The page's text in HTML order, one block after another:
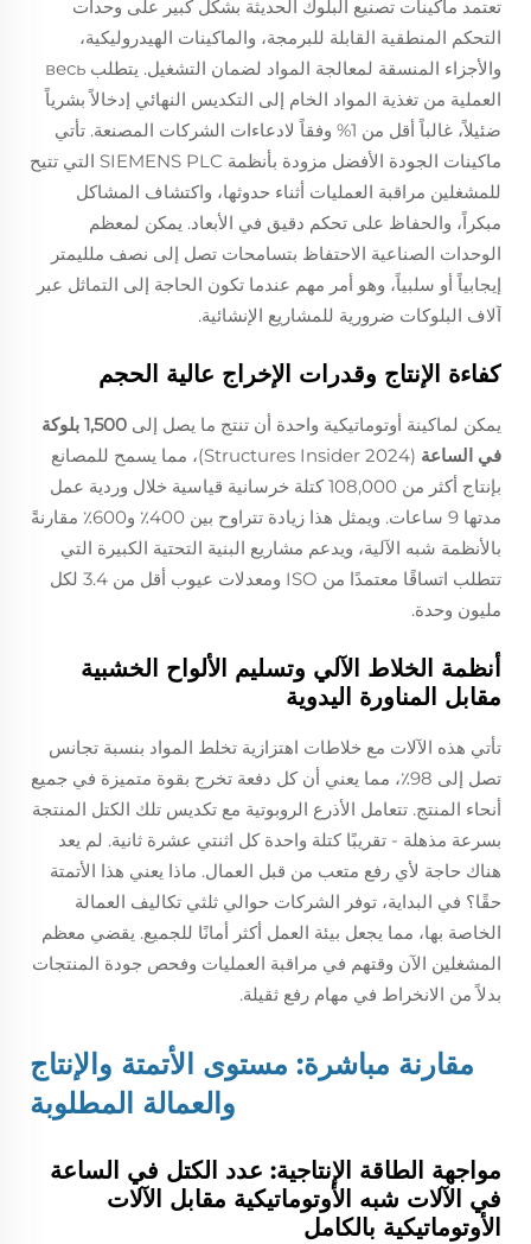
تعتمد ماكينات تصنيع البلوك الحديثة بشكل كبير على وحدات
التحكم المنطقية القابلة للبرمجة، والماكينات الهيدروليكية،
والأجزاء المنسقة لمعالجة المواد لضمان التشغيل. يتطلب весь
العملية من تغذية المواد الخام إلى التكديس النهائي إدخالاً بشرياً
ضئيلاً، غالباً أقل من 1% وفقاً لادعاءات الشركات المصنعة. تأتي
ماكينات الجودة الأفضل مزودة بأنظمة SIEMENS PLC التي تتيح
للمشغلين مراقبة العمليات أثناء حدوثها، واكتشاف المشاكل
مبكراً، والحفاظ على تحكم دقيق في الأبعاد. يمكن لمعظم
الوحدات الصناعية الاحتفاظ بتسامحات تصل إلى نصف ملليمتر
إيجابياً أو سلبياً، وهو أمر مهم عندما تكون الحاجة إلى التماثل عبر
آلاف البلوكات ضرورية للمشاريع الإنشائية.
كفاءة الإنتاج وقدرات الإخراج عالية الحجم
يمكن لماكينة أوتوماتيكية واحدة أن تنتج ما يصل إلى
1,500 بلوكة
في الساعة
(Structures Insider 2024)، مما يسمح للمصانع
بإنتاج أكثر من 108,000 كتلة خرسانية قياسية خلال وردية عمل
مدتها 9 ساعات. ويمثل هذا زيادة تتراوح بين 400٪ و600٪ مقارنةً
بالأنظمة شبه الآلية، ويدعم مشاريع البنية التحتية الكبيرة التي
تتطلب اتساقًا معتمدًا من ISO ومعدلات عيوب أقل من 3.4 لكل
مليون وحدة.
أنظمة الخلاط الآلي وتسليم الألواح الخشبية
مقابل المناورة اليدوية
تأتي هذه الآلات مع خلاطات اهتزازية تخلط المواد بنسبة تجانس
تصل إلى 98٪، مما يعني أن كل دفعة تخرج بقوة متميزة في جميع
أنحاء المنتج. تتعامل الأذرع الروبوتية مع تكديس تلك الكتل المنتجة
بسرعة مذهلة - تقريبًا كتلة واحدة كل اثنتي عشرة ثانية. لم يعد
هناك حاجة لأي رفع متعب من قبل العمال. ماذا يعني هذا الأتمتة
حقًا؟ في البداية، توفر الشركات حوالي ثلثي تكاليف العمالة
الخاصة بها، مما يجعل بيئة العمل أكثر أمانًا للجميع. يقضي معظم
المشغلين الآن وقتهم في مراقبة العمليات وفحص جودة المنتجات
بدلاً من الانخراط في مهام رفع ثقيلة.
مقارنة مباشرة: مستوى الأتمتة والإنتاج
والعمالة المطلوبة
مواجهة الطاقة الإنتاجية: عدد الكتل في الساعة
في الآلات شبه الأوتوماتيكية مقابل الآلات
الأوتوماتيكية بالكامل